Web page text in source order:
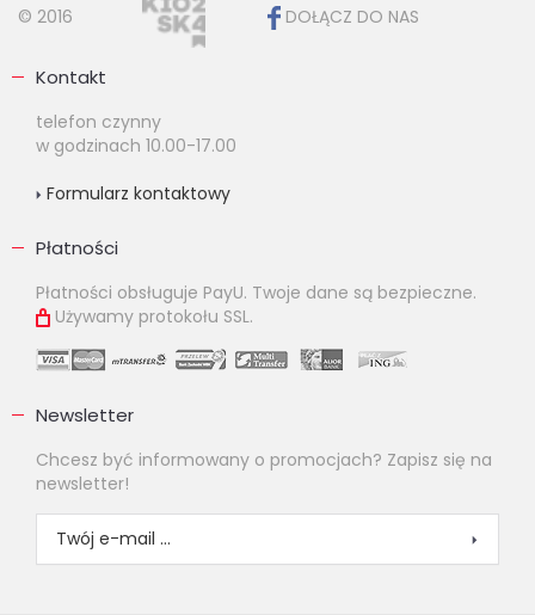
© 2016 DOŁĄCZ DO NAS
Kontakt
telefon czynny
w godzinach 10.00-17.00
Formularz kontaktowy
Płatności
Płatności obsługuje PayU. Twoje dane są bezpieczne.
Używamy protokołu SSL.
Newsletter
Chcesz być informowany o promocjach? Zapisz się na
newsletter!